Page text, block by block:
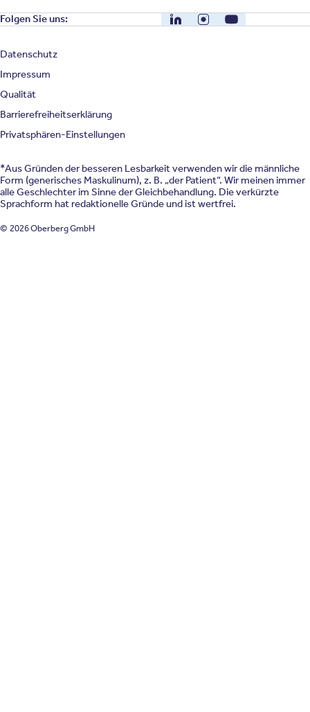
Folgen Sie uns: LinkedInInstagramYouTube
Datenschutz
Impressum
Qualität
Barrierefreiheitserklärung
Privatsphären-Einstellungen
*Aus Gründen der besseren Lesbarkeit verwenden wir die männliche
Form (generisches Maskulinum), z. B. „der Patient“. Wir meinen immer
alle Geschlechter im Sinne der Gleichbehandlung. Die verkürzte
Sprachform hat redaktionelle Gründe und ist wertfrei.
© 2026 Oberberg GmbH